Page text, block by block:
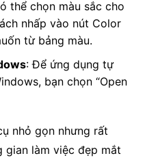
thể chọn màu sắc cho
nhấp vào nút Color
từ bảng màu.
: Để ứng dụng tự
bạn chọn “Open
nhỏ gọn nhưng rất
gian làm việc đẹp mắt